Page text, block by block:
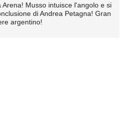
Arena! Musso intuisce l'angolo e si
di Andrea Petagna! Gran
argentino!